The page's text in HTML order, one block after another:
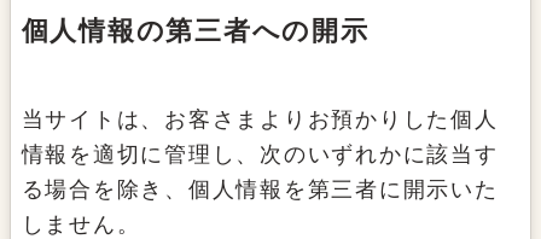
個人情報の第三者への開示
当サイトは、お客さまよりお預かりした個人
情報を適切に管理し、次のいずれかに該当す
る場合を除き、個人情報を第三者に開示いた
しません。